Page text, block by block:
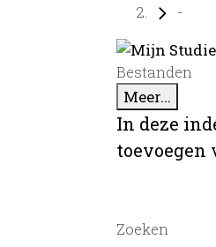
-
Bestanden
Meer...
In deze
Zoeken